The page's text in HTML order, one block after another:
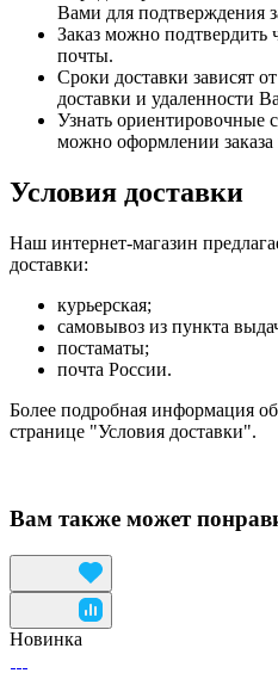
Вами для подтверждения
Заказ можно подтвердить
почты.
Сроки доставки зависят
доставки и удаленности
Узнать ориентировочные
можно оформлении
Условия доставки
Наш интернет-магазин
доставки:
курьерская;
самовывоз из пункта
постаматы;
почта России.
Более подробная информация
странице "Условия доставки".
Вам также может
Новинка